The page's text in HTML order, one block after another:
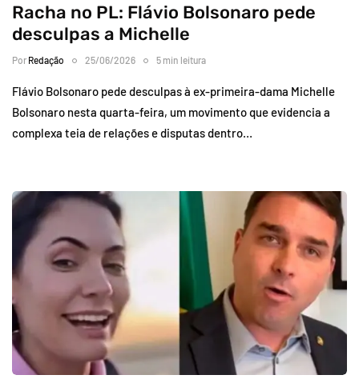
Racha no PL: Flávio Bolsonaro pede
desculpas a Michelle
Por Redação 25/06/2026 5 min leitura
Flávio Bolsonaro pede desculpas à ex-primeira-dama Michelle
Bolsonaro nesta quarta-feira, um movimento que evidencia a
complexa teia de relações e disputas dentro…